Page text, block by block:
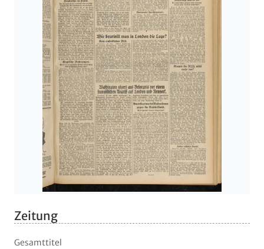
Zeitung
Gesamttitel